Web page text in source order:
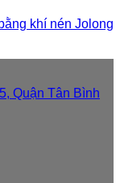
khí nén Jolong
Quận Tân Bình